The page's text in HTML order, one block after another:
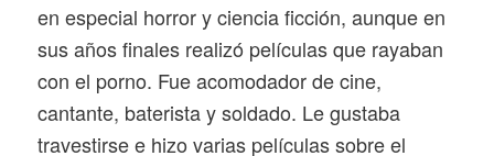
en especial horror y ciencia ficción, aunque en
sus años finales realizó películas que rayaban
con el porno. Fue acomodador de cine,
cantante, baterista y soldado. Le gustaba
travestirse e hizo varias películas sobre el